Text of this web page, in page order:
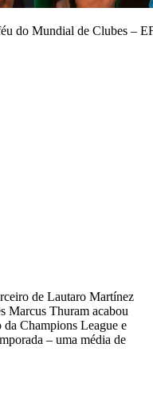
do Mundial de Clubes –
de Lautaro Martínez
Marcus Thuram acabou
Champions League e
– uma média de